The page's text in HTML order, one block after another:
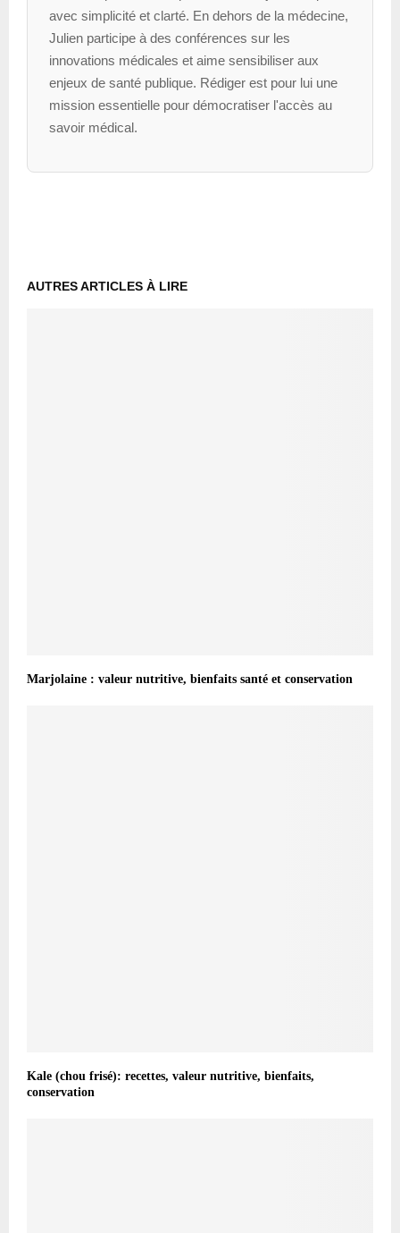
avec simplicité et clarté. En dehors de la médecine,
Julien participe à des conférences sur les
innovations médicales et aime sensibiliser aux
enjeux de santé publique. Rédiger est pour lui une
mission essentielle pour démocratiser l'accès au
savoir médical.
AUTRES ARTICLES À LIRE
Marjolaine : valeur nutritive, bienfaits santé et conservation
Kale (chou frisé): recettes, valeur nutritive, bienfaits,
conservation